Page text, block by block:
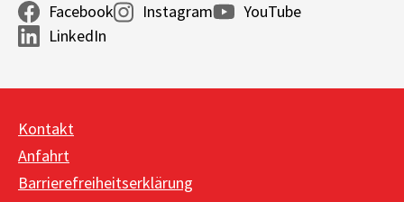
Facebook Instagram
YouTube
LinkedIn
Kontakt
Anfahrt
Barrierefreiheitserklärung